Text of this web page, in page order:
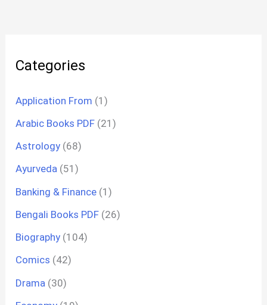
Categories
Application From (1)
Arabic Books PDF (21)
Astrology (68)
Ayurveda (51)
Banking & Finance (1)
Bengali Books PDF (26)
Biography (104)
Comics (42)
Drama (30)